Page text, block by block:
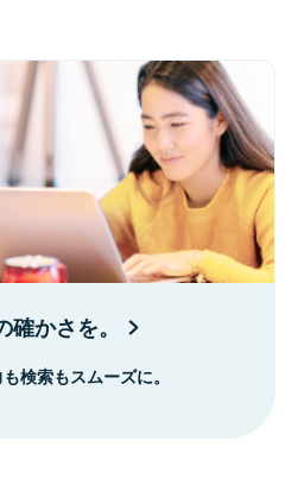
かさを。
検索もスムーズに。